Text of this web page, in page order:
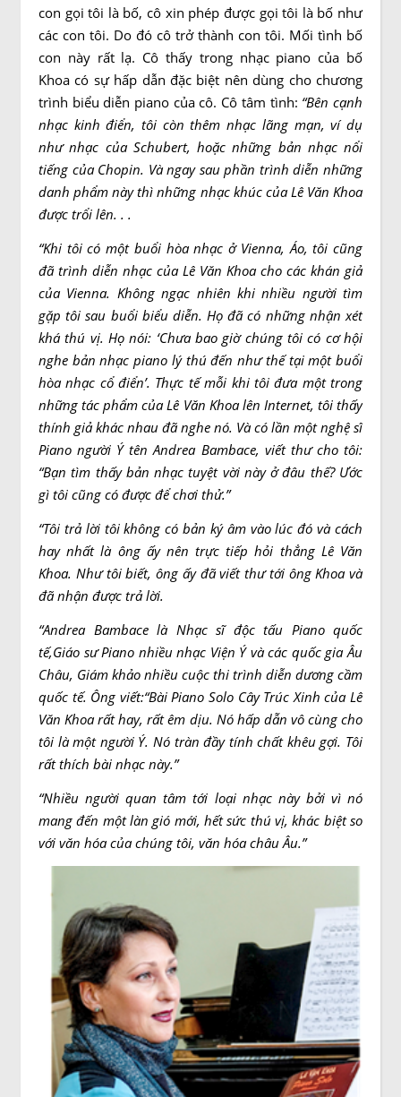
con gọi tôi là bố, cô xin phép được gọi tôi là bố như
các con tôi. Do đó cô trở thành con tôi. Mối tình bố
con này rất lạ. Cô thấy trong nhạc piano của bố
Khoa có sự hấp dẫn đặc biệt nên dùng cho chương
trình biểu diễn piano của cô. Cô tâm tình: “Bên cạnh
nhạc kinh điển, tôi còn thêm nhạc lãng mạn, ví dụ
như nhạc của Schubert, hoặc những bản nhạc nổi
tiếng của Chopin. Và ngay sau phần trình diễn những
danh phẩm này thì những nhạc khúc của Lê Văn Khoa
được trổi lên. . .
“Khi tôi có một buổi hòa nhạc ở Vienna, Áo, tôi cũng
đã trình diễn nhạc của Lê Văn Khoa cho các khán giả
của Vienna. Không ngạc nhiên khi nhiều người tìm
gặp tôi sau buổi biểu diễn. Họ đã có những nhận xét
khá thú vị. Họ nói: ‘Chưa bao giờ chúng tôi có cơ hội
nghe bản nhạc piano lý thú đến như thế tại một buổi
hòa nhạc cổ điển’. Thực tế mỗi khi tôi đưa một trong
những tác phẩm của Lê Văn Khoa lên Internet, tôi thấy
thính giả khác nhau đã nghe nó. Và có lần một nghệ sĩ
Piano người Ý tên Andrea Bambace, viết thư cho tôi:
“Bạn tìm thấy bản nhạc tuyệt vời này ở đâu thế? Ước
gì tôi cũng có được để chơi thử.”
“Tôi trả lời tôi không có bản ký âm vào lúc đó và cách
hay nhất là ông ấy nên trực tiếp hỏi thẳng Lê Văn
Khoa. Như tôi biết, ông ấy đã viết thư tới ông Khoa và
đã nhận được trả lời.
“Andrea Bambace là Nhạc sĩ độc tấu Piano quốc
tế,Giáo sư Piano nhiều nhạc Viện Ý và các quốc gia Âu
Châu, Giám khảo nhiều cuộc thi trình diễn dương cầm
quốc tế. Ông viết:“Bài Piano Solo Cây Trúc Xinh của Lê
Văn Khoa rất hay, rất êm dịu. Nó hấp dẫn vô cùng cho
tôi là một người Ý. Nó tràn đầy tính chất khêu gợi. Tôi
rất thích bài nhạc này.”
“Nhiều người quan tâm tới loại nhạc này bởi vì nó
mang đến một làn gió mới, hết sức thú vị, khác biệt so
với văn hóa của chúng tôi, văn hóa châu Âu.”